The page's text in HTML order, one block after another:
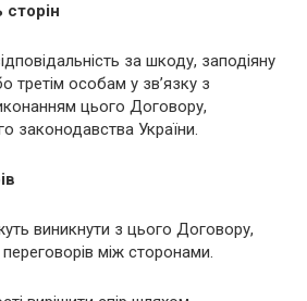
сторін
за шкоду, заподіяну
третім особам у зв’язку з
цього Договору,
законодавства України.
виникнути з цього Договору,
між сторонами.